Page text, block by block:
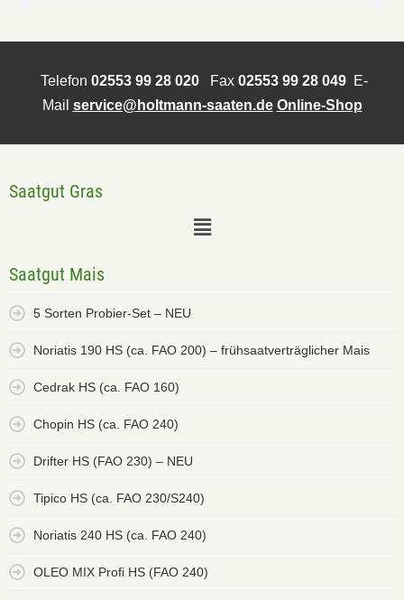
Telefon 02553 99 28 020Fax 02553 99 28 049E-
Mail service@holtmann-saaten.de Online-Shop
Saatgut Gras
Saatgut Mais
5 Sorten Probier-Set – NEU
Noriatis 190 HS (ca. FAO 200) – frühsaatverträglicher Mais
Cedrak HS (ca. FAO 160)
Chopin HS (ca. FAO 240)
Drifter HS (FAO 230) – NEU
Tipico HS (ca. FAO 230/S240)
Noriatis 240 HS (ca. FAO 240)
OLEO MIX Profi HS (FAO 240)